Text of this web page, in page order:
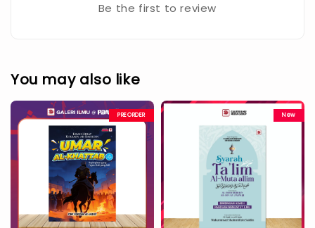
Be the first to review
You may also like
PREORDER New